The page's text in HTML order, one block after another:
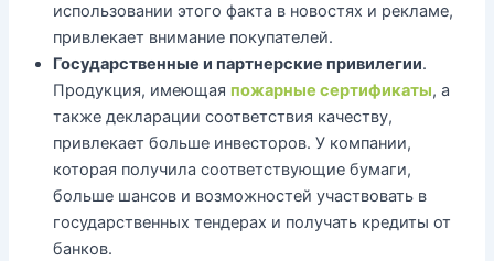
использовании этого факта в новостях и рекламе,
привлекает внимание покупателей.
Государственные и партнерские привилегии.
Продукция, имеющая пожарные сертификаты, а
также декларации соответствия качеству,
привлекает больше инвесторов. У компании,
которая получила соответствующие бумаги,
больше шансов и возможностей участвовать в
государственных тендерах и получать кредиты от
банков.